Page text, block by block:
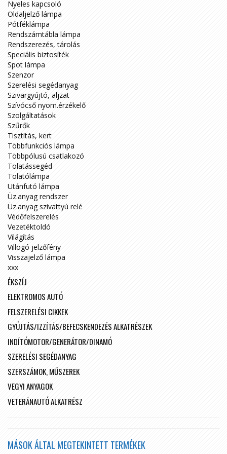
Nyeles kapcsoló
Oldaljelző lámpa
Pótféklámpa
Rendszámtábla lámpa
Rendszerezés, tárolás
Speciális biztosíték
Spot lámpa
Szenzor
Szerelési segédanyag
Szivargyújtó, aljzat
Szívócső nyom.érzékelő
Szolgáltatások
Szűrők
Tisztítás, kert
Többfunkciós lámpa
Többpólusú csatlakozó
Tolatássegéd
Tolatólámpa
Utánfutó lámpa
Üz.anyag rendszer
Üz.anyag szivattyú relé
Védőfelszerelés
Vezetéktoldó
Világítás
Villogó jelzőfény
Visszajelző lámpa
xxx
ÉKSZÍJ
ELEKTROMOS AUTÓ
FELSZERELÉSI CIKKEK
GYÚJTÁS/IZZÍTÁS/BEFECSKENDEZÉS ALKATRÉSZEK
INDÍTÓMOTOR/GENERÁTOR/DINAMÓ
SZERELÉSI SEGÉDANYAG
SZERSZÁMOK, MŰSZEREK
VEGYI ANYAGOK
VETERÁNAUTÓ ALKATRÉSZ
MÁSOK ÁLTAL MEGTEKINTETT TERMÉKEK